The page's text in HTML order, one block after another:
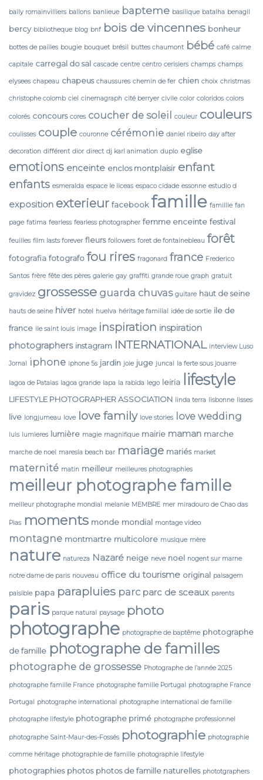
baily romainvilliers ballons banlieue bapteme basilique batalha benagil
bercy bibliotheque blog bnf bois de vincennes bonheur
bottes de pailles bougie bouquet brésil buttes chaumont bébé café calme
capitale carregal do sal cascade centre centro cerisiers champs champs
elysees chapeau chapeus chaussures chemin de fer chien choix christmas
christophe colomb ciel cinemagraph cité berryer civile color coloridos colors
colorés concours cores coucher de soleil couleur couleurs
coulisses couple couronne cérémonie daniel ribeiro day after
decoration différent dior direct dj karl animation duplo eglise
emotions enceinte enclos montplaisir enfant
enfants esmeralda espace le liceas espaco cidade essonne estudio d
exposition exterieur facebook famille famillle fan
page fatima fearless fearless photographer femme enceinte festival
feuilles film lasts forever fleurs followers foret de fontainebleau forêt
fotografia fotografo fou rires fragonard france Frederico
Santos frère fête des pères galerie gay graffiti grande roue graph gratuit
gravidez grossesse guarda chuvas guitare haut de seine
hauts de seine hiver hotel huelva héritage familial idée de sortie ile de
france ile saint louis image inspiration inspiration
photographers instagram INTERNATIONAL interview Luso
Jornal iphone iphone 5s jardin joie juge juncal la ferte sous jouarre
lagoa de Pataias lagoa grande lapa la rabida lego leiria lifestyle
LIFESTYLE PHOTOGRAPHER ASSOCIATION linda terra lisbonne lisses
live longjumeau love love family love stories love wedding
luis lumieres lumière magie magnifique mairie maman marche
marche de noel maresia beach bar mariage mariés market
maternité matin meilleur meilleures photographies
meilleur photographe famille
meilleur photographe mondial melanie MEMBRE mer miradouro de Chao das
Pias moments monde mondial montage video
montagne montmartre multicolore musique mère
nature natureza Nazaré neige neve noel nogent sur marne
notre dame de paris nouveau office du tourisme original paisagem
paisible papa parapluies parc parc de sceaux parents
paris parque natural paysage photo
photographe photographe de baptême photographe
de famille photographe de familles
photographe de grossesse Photographe de l’année 2025
photographe famille France photographe famille Portugal photographe France
Portugal photographe international photographe international de famille
photographe lifestyle photographe primé photographe professionnel
photographe Saint-Maur-des-Fossés photographie photographie
comme héritage photographie de famille photographie lifestyle
photographies photos photos de famille naturelles phototgraphers